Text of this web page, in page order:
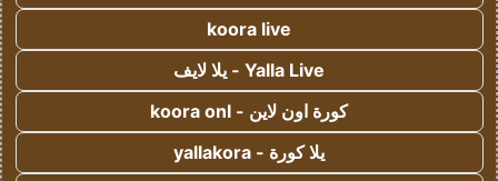
koora live
Yalla Live - يلا لايف
كورة اون لاين - koora onl
يلا كورة - yallakora